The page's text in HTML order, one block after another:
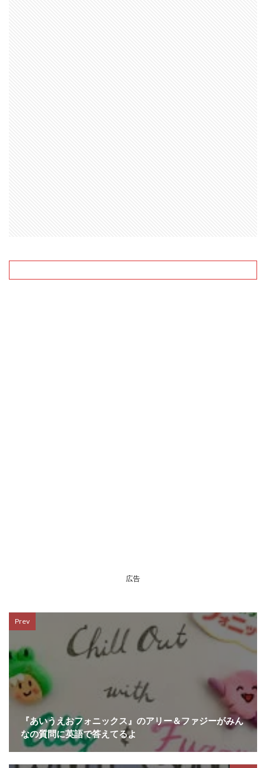
広告
Prev
『あいうえおフォニックス』のアリー＆ファジーがみん
なの質問に英語で答えてるよ